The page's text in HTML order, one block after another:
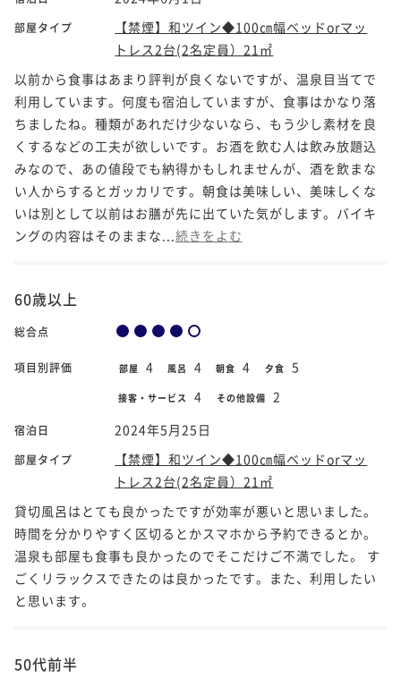
部屋タイプ
【禁煙】和ツイン◆100㎝幅ベッドorマッ
トレス2台(2名定員）21㎡
以前から食事はあまり評判が良くないですが、温泉目当てで
利用しています。何度も宿泊していますが、食事はかなり落
ちましたね。種類があれだけ少ないなら、もう少し素材を良
くするなどの工夫が欲しいです。お酒を飲む人は飲み放題込
みなので、あの値段でも納得かもしれませんが、酒を飲まな
い人からするとガッカリです。朝食は美味しい、美味しくな
いは別として以前はお膳が先に出ていた気がします。バイキ
ングの内容はそのままな... 続きをよむ
60歳以上
総合点
項目別評価 部屋 4 風呂 4 朝食 4 夕食 5
接客・サービス 4 その他設備 2
宿泊日 2024年5月25日
部屋タイプ
【禁煙】和ツイン◆100㎝幅ベッドorマッ
トレス2台(2名定員）21㎡
貸切風呂はとても良かったですが効率が悪いと思いました。
時間を分かりやすく区切るとかスマホから予約できるとか。
温泉も部屋も食事も良かったのでそこだけご不満でした。 す
ごくリラックスできたのは良かったです。また、利用したい
と思います。
50代前半